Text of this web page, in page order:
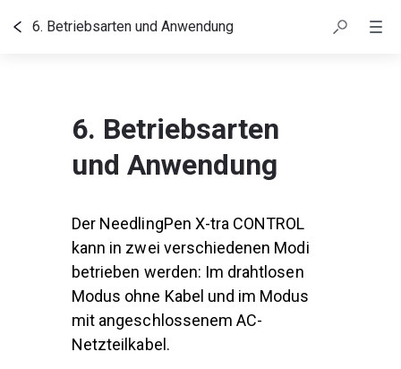
6. Betriebsarten und Anwendung
6. Betriebsarten
und Anwendung
Der NeedlingPen X-tra CONTROL
kann in zwei verschiedenen Modi
betrieben werden: Im drahtlosen
Modus ohne Kabel und im Modus
mit angeschlossenem AC-
Netzteilkabel.